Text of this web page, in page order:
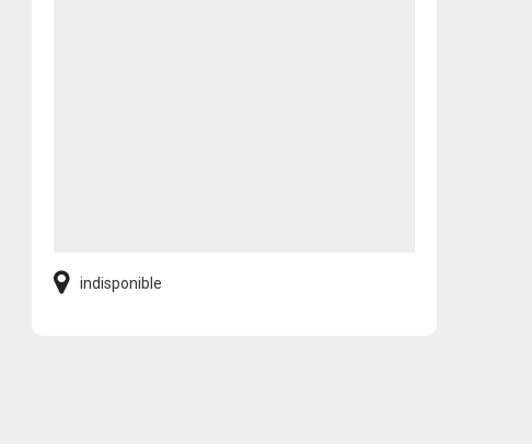
indisponible